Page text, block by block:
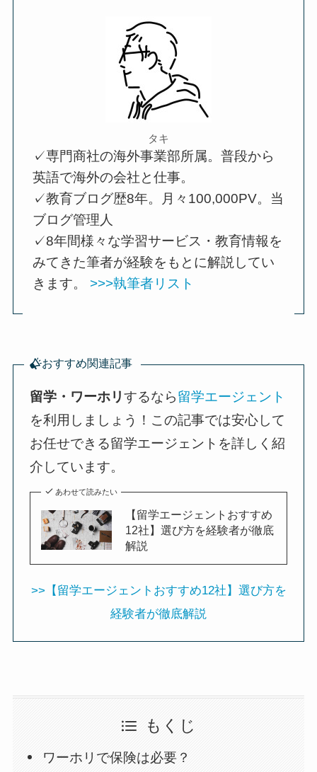
タキ
✓専門商社の海外事業部所属。普段から
英語で海外の会社と仕事。
✓教育ブログ歴8年。月々100,000PV。当
ブログ管理人
✓8年間様々な学習サービス・教育情報を
みてきた筆者が経験をもとに解説してい
きます。 >>>執筆者リスト
おすすめ関連記事
留学・ワーホリするなら留学エージェント
を利用しましょう！この記事では安心して
お任せできる留学エージェントを詳しく紹
介しています。
あわせて読みたい
【留学エージェントおすすめ
12社】選び方を経験者が徹底
解説
>>【留学エージェントおすすめ12社】選び方を
経験者が徹底解説
もくじ
ワーホリで保険は必要？